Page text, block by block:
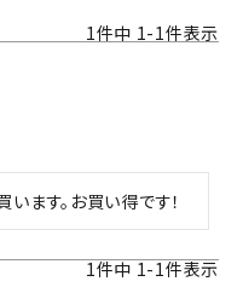
1件中 1-1件表示
ます。お買い得です！
1件中 1-1件表示